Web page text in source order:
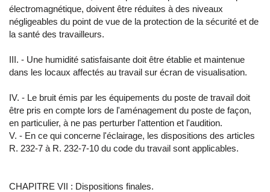
électromagnétique, doivent être réduites à des niveaux
négligeables du point de vue de la protection de la sécurité et de
la santé des travailleurs.
III. - Une humidité satisfaisante doit être établie et maintenue
dans les locaux affectés au travail sur écran de visualisation.
IV. - Le bruit émis par les équipements du poste de travail doit
être pris en compte lors de l'aménagement du poste de façon,
en particulier, à ne pas perturber l'attention et l'audition.
V. - En ce qui concerne l'éclairage, les dispositions des articles
R. 232-7 à R. 232-7-10 du code du travail sont applicables.
CHAPITRE VII : Dispositions finales.